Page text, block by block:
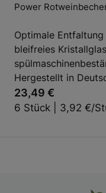
Power
Optimale Entfaltung
bleifreies
Hergestellt in
23,49 €
6 Stück | 3,92 €/